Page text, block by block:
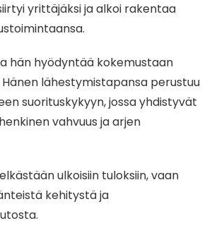
yrittäjäksi ja alkoi rakentaa
hän hyödyntää kokemustaan
Hänen lähestymistapansa perustuu
suorituskykyyn, jossa yhdistyvät
vahvuus ja arjen
ulkoisiin tuloksiin, vaan
kehitystä ja